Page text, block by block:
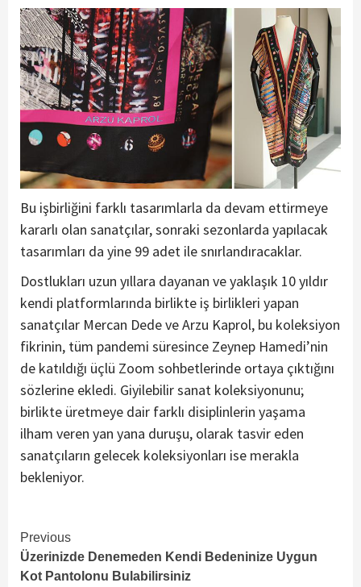
Bu işbirliğini farklı tasarımlarla da devam ettirmeye
kararlı olan sanatçılar, sonraki sezonlarda yapılacak
tasarımları da yine 99 adet ile snırlandıracaklar.
Dostlukları uzun yıllara dayanan ve yaklaşık 10 yıldır
kendi platformlarında birlikte iş birlikleri yapan
sanatçılar Mercan Dede ve Arzu Kaprol, bu koleksiyon
fikrinin, tüm pandemi süresince Zeynep Hamedi’nin
de katıldığı üçlü Zoom sohbetlerinde ortaya çıktığını
sözlerine ekledi. Giyilebilir sanat koleksiyonunu;
birlikte üretmeye dair farklı disiplinlerin yaşama
ilham veren yan yana duruşu, olarak tasvir eden
sanatçıların gelecek koleksiyonları ise merakla
bekleniyor.
Continue
Reading
Previous
Üzerinizde Denemeden Kendi Bedeninize Uygun
Kot Pantolonu Bulabilirsiniz